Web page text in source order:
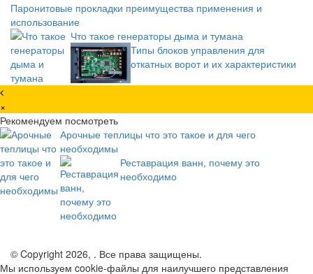
Паронитовые прокладки преимущества применения и
использование
Что такое генераторы дыма и тумана
Типы блоков управления для
откатных ворот и их характеристики
×
Рекомендуем посмотреть
Арочные теплицы что это такое и для чего
необходимы
Реставрация ванн, почему это
необходимо
© Copyright 2026, . Все права защищены.
Мы используем cookie-файлы для наилучшего представления